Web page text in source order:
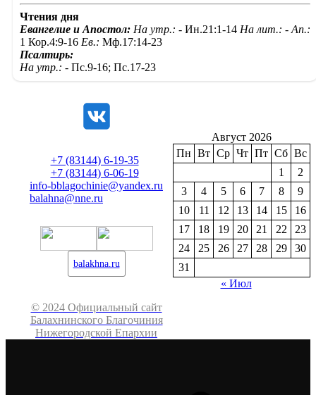
Чтения дня
Евангелие и Апостол: На утр.: - Ин.21:1-14 На лит.: - Ап.:
1 Кор.4:9-16 Ев.: Мф.17:14-23
Псалтирь:
На утр.: - Пс.9-16; Пс.17-23
+7 (83144) 6-19-35
+7 (83144) 6-06-19
info-bblagochinie@yandex.ru
balahna@nne.ru
balakhna.ru
© 2024 Официальный сайт
Балахнинского Благочиния
Нижегородской Епархии
Август 2026
Пн Вт Ср Чт Пт Сб Вс
1
2
3
4 5 6 7 8
9
10
11 12 13 14 15
16
17
18 19 20 21 22
23
24
25 26 27 28 29
30
31
« Июл